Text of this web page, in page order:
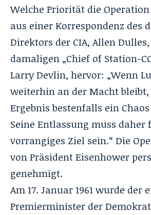
Welche Priorität die
aus einer Korrespondenz des
Direktors der CIA, Allen
damaligen „Chief of Station-
Larry Devlin, hervor: „Wenn
weiterhin an der Macht
Ergebnis bestenfalls ein
Seine Entlassung muss daher
vorrangiges Ziel sein.“ Die
vonPräsident Eisenhower
genehmigt.
Am 17. Januar 1961 wurde der
Premierminister der